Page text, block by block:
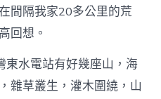
間隔我家20多公里的荒
回想。
東水電站有好幾座山，海
雜草叢生，灌木圍繞，山